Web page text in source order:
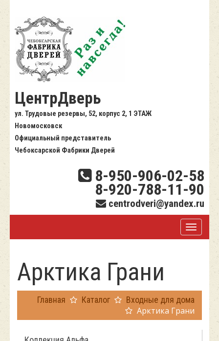
ЦентрДверь
ул. Трудовые резервы, 52, корпус 2, 1 ЭТАЖ
Новомосковск
Официальный представитель
Чебоксарской Фабрики Дверей
8-950-906-02-58
8-920-788-11-90
centrodveri@yandex.ru
Арктика Грани
Главная Каталог Входные для дома
Арктика Грани